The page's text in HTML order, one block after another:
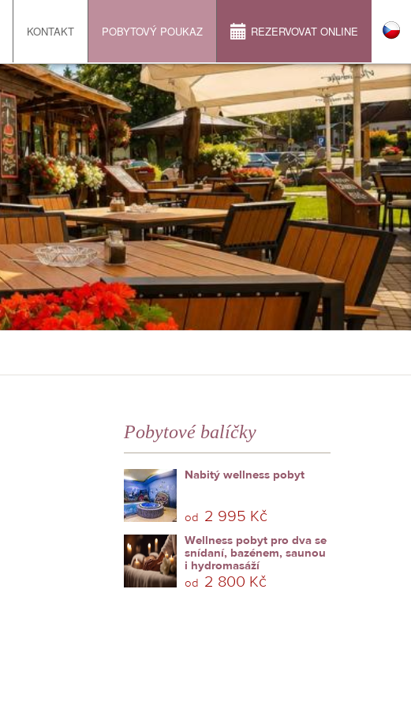
KONTAKT POBYTOVÝ POUKAZ REZERVOVAT ONLINE
Pobytové balíčky
Nabitý wellness pobyt
od 2 995 Kč
Wellness pobyt pro dva se
snídaní, bazénem, saunou
i hydromasáží
od 2 800 Kč